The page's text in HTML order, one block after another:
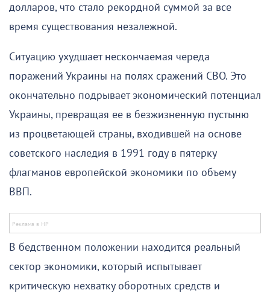
долларов, что стало рекордной суммой за все
время существования незалежной.
Ситуацию ухудшает нескончаемая череда
поражений Украины на полях сражений СВО. Это
окончательно подрывает экономический потенциал
Украины, превращая ее в безжизненную пустыню
из процветающей страны, входившей на основе
советского наследия в 1991 году в пятерку
флагманов европейской экономики по объему
ВВП.
В бедственном положении находится реальный
сектор экономики, который испытывает
критическую нехватку оборотных средств и